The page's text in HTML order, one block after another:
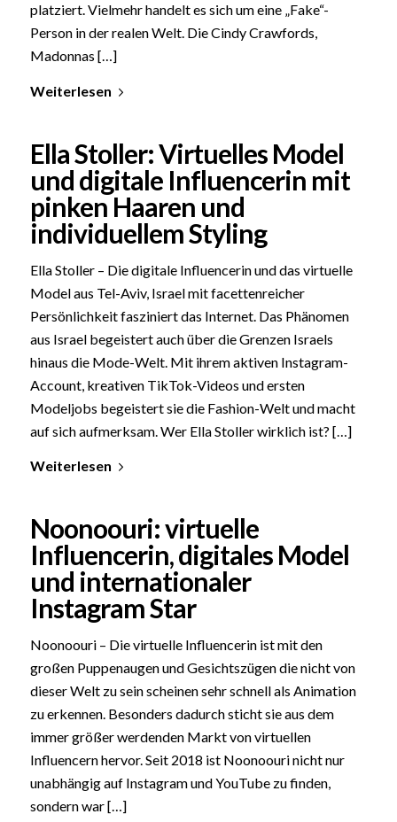
platziert. Vielmehr handelt es sich um eine „Fake“-
Person in der realen Welt. Die Cindy Crawfords,
Madonnas […]
Weiterlesen
Ella Stoller: Virtuelles Model
und digitale Influencerin mit
pinken Haaren und
individuellem Styling
Ella Stoller – Die digitale Influencerin und das virtuelle
Model aus Tel-Aviv, Israel mit facettenreicher
Persönlichkeit fasziniert das Internet. Das Phänomen
aus Israel begeistert auch über die Grenzen Israels
hinaus die Mode-Welt. Mit ihrem aktiven Instagram-
Account, kreativen TikTok-Videos und ersten
Modeljobs begeistert sie die Fashion-Welt und macht
auf sich aufmerksam. Wer Ella Stoller wirklich ist? […]
Weiterlesen
Noonoouri: virtuelle
Influencerin, digitales Model
und internationaler
Instagram Star
Noonoouri – Die virtuelle Influencerin ist mit den
großen Puppenaugen und Gesichtszügen die nicht von
dieser Welt zu sein scheinen sehr schnell als Animation
zu erkennen. Besonders dadurch sticht sie aus dem
immer größer werdenden Markt von virtuellen
Influencern hervor. Seit 2018 ist Noonoouri nicht nur
unabhängig auf Instagram und YouTube zu finden,
sondern war […]